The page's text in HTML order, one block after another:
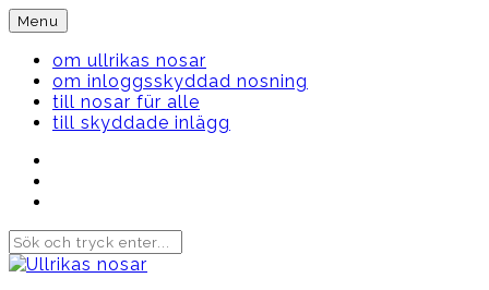
Skip
to
content
Menu
om ullrikas nosar
om inloggsskyddad nosning
till nosar für alle
till skyddade inlägg